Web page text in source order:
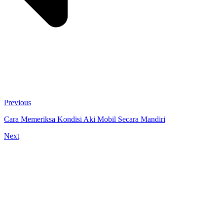
Previous
Cara Memeriksa Kondisi Aki Mobil Secara Mandiri
Next